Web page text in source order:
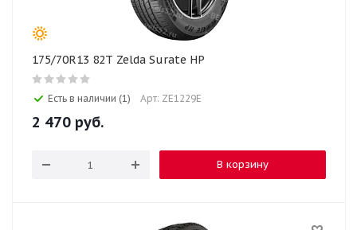
175/70R13 82T Zelda Surate HP
Есть в наличии (1) Арт: ZE1229E
2 470 руб.
В корзину